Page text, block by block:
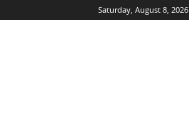
Saturday, August 8, 2026